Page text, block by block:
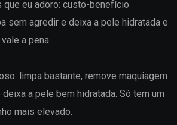
que eu adoro: custo-benefício
sem agredir e deixa a pele hidratada e
a pena.
limpa bastante, remove maquiagem
a pele bem hidratada. Só tem um
mais elevado.